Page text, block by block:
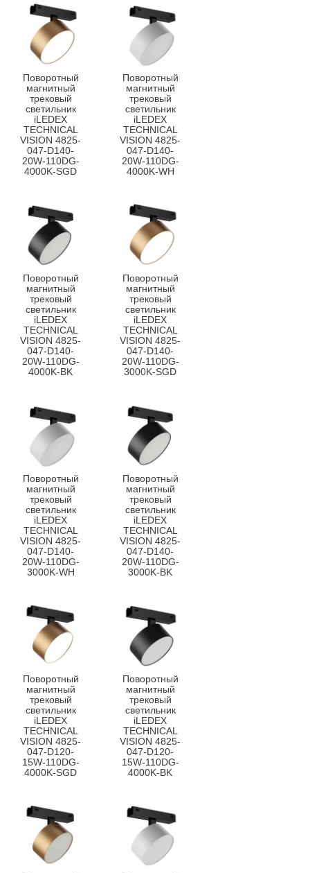
Поворотный
магнитный
трековый
светильник
iLEDEX
TECHNICAL
VISION 4825-
047-D140-
20W-110DG-
4000K-SGD
Поворотный
магнитный
трековый
светильник
iLEDEX
TECHNICAL
VISION 4825-
047-D140-
20W-110DG-
4000K-WH
Поворотный
магнитный
трековый
светильник
iLEDEX
TECHNICAL
VISION 4825-
047-D140-
20W-110DG-
4000K-BK
Поворотный
магнитный
трековый
светильник
iLEDEX
TECHNICAL
VISION 4825-
047-D140-
20W-110DG-
3000K-SGD
Поворотный
магнитный
трековый
светильник
iLEDEX
TECHNICAL
VISION 4825-
047-D140-
20W-110DG-
3000K-WH
Поворотный
магнитный
трековый
светильник
iLEDEX
TECHNICAL
VISION 4825-
047-D140-
20W-110DG-
3000K-BK
Поворотный
магнитный
трековый
светильник
iLEDEX
TECHNICAL
VISION 4825-
047-D120-
15W-110DG-
4000K-SGD
Поворотный
магнитный
трековый
светильник
iLEDEX
TECHNICAL
VISION 4825-
047-D120-
15W-110DG-
4000K-BK